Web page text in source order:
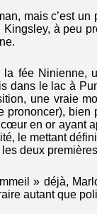
mais c’est
à peu
fée Ninienne,
dans le lac à
une vraie
prononcer), bien
en or ayant
le mettant
deux
» déjà,
autant que